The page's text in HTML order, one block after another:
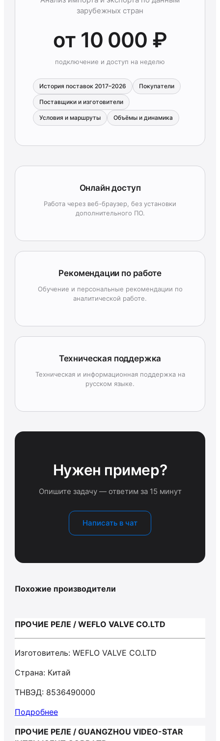
зарубежных стран
от 10 000 ₽
подключение и доступ на неделю
История поставок 2017–2026 Покупатели
Поставщики и изготовители
Условия и маршруты Объёмы и динамика
Онлайн доступ
Работа через веб-браузер, без установки
дополнительного ПО.
Рекомендации по работе
Обучение и персональные рекомендации по
аналитической работе.
Техническая поддержка
Техническая и информационная поддержка на
русском языке.
Нужен пример?
Опишите задачу — ответим за 15 минут
Написать в чат
Похожие производители
ПРОЧИЕ РЕЛЕ / WEFLO VALVE CO.LTD
Изготовитель: WEFLO VALVE CO.LTD
Страна: Китай
ТНВЭД: 8536490000
Подробнее
ПРОЧИЕ РЕЛЕ / GUANGZHOU VIDEO-STAR